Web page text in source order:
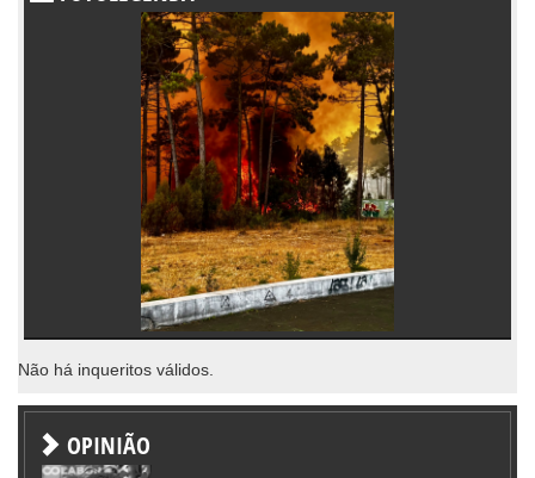
Não há inqueritos válidos.
OPINIÃO